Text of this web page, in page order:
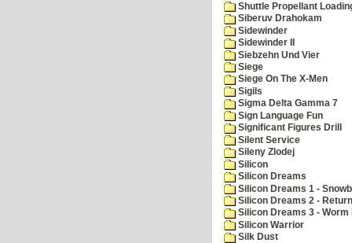
Shuttle Propellant
Siberuv Drahokam
Sidewinder
Sidewinder II
Siebzehn Und Vier
Siege
Siege On The X-Men
Sigils
Sigma Delta Gamma 7
Sign Language Fun
Significant Figures Drill
Silent Service
Sileny Zlodej
Silicon
Silicon Dreams
Silicon Dreams 1 -
Silicon Dreams 2 -
Silicon Dreams 3 - Worm
Silicon Warrior
Silk Dust